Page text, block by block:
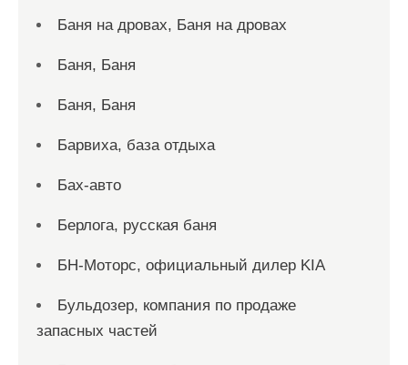
Баня на дровах, Баня на дровах
Баня, Баня
Баня, Баня
Барвиха, база отдыха
Бах-авто
Берлога, русская баня
БН-Моторс, официальный дилер KIA
Бульдозер, компания по продаже
запасных частей